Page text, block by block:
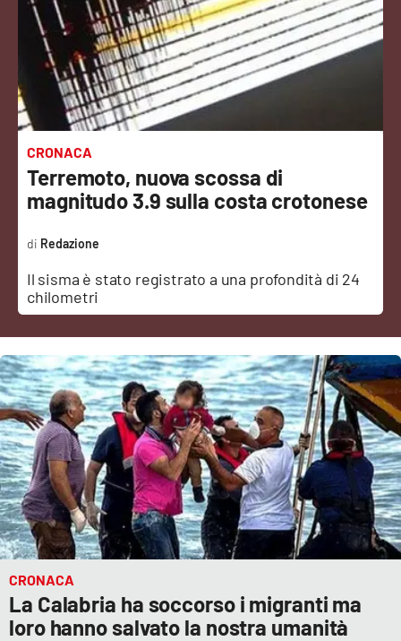
Sanità
Sport
Cultura
Podcast
Meteo
Editoriali
VIDEO
Cronaca
Cultura
Economia e Lavoro
Politica
Sanità
Società
CRONACA
Terremoto, nuova scossa di
magnitudo 3.9 sulla costa crotonese
Il sisma è stato registrato a una profondità di 24
chilometri
Redazione
CRONACA
La Calabria ha soccorso i migranti ma
loro hanno salvato la nostra umanità